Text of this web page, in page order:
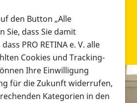
den Button „Alle
Sie, dass Sie damit
PRO RETINA e. V. alle
Cookies und Tracking-
Ihre Einwilligung
für die Zukunft widerrufen,
Kategorien in den